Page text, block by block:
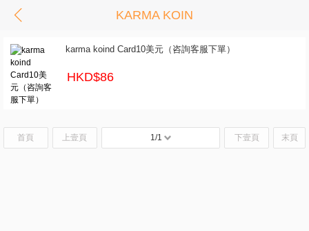
KARMA KOIN
karma koind Card10美元（咨詢客服下單）
HKD$86
首頁 上壹頁 1/1 下壹頁 末頁